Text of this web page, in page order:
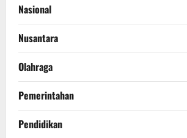
Nasional
Nusantara
Olahraga
Pemerintahan
Pendidikan